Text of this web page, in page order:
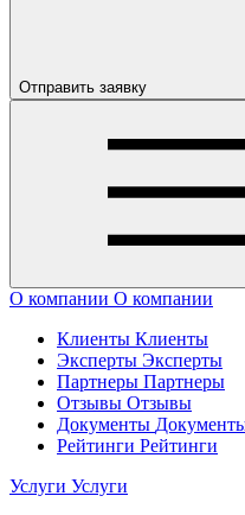
Отправить заявку
О компании О компании
Клиенты Клиенты
Эксперты Эксперты
Партнеры Партнеры
Отзывы Отзывы
Документы
Рейтинги Рейтинги
Услуги Услуги